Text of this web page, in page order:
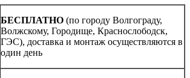
БЕСПЛАТНО (по городу Волгограду,
Волжскому, Городище, Краснослободск,
ГЭС), доставка и монтаж осуществляются в
один день